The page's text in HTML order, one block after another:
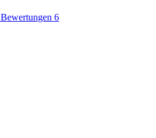
Bewertungen 6